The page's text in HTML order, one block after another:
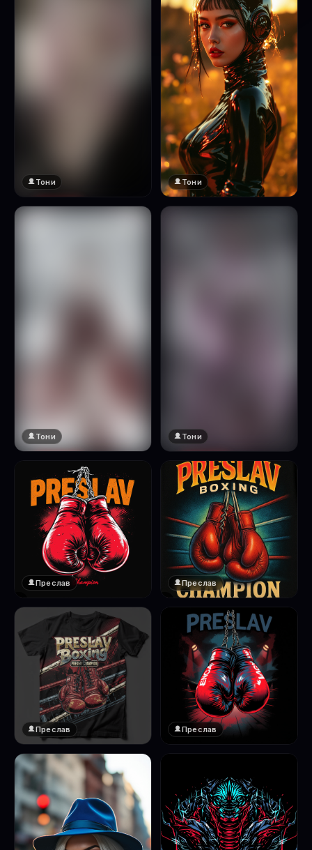
🔞 18+
Тони Тони
Натисни за преглед
Тони
🔞 18+
Натисни за преглед
Тони
❤️
1
Преслав
❤️
Преслав
Преслав Преслав